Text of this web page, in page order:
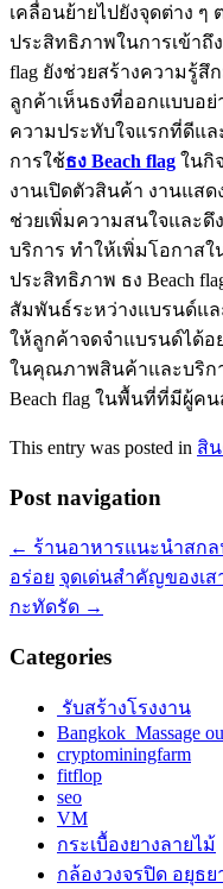
เคลื่อนย้ายไปยังจุดต่าง ๆ
ประสิทธิภาพในการเข้าถึ
flag ยังช่วยสร้างความรู้
ลูกค้าเห็นธงที่ออกแบบอย่
ความประทับใจแรกที่ดีแ
การใช้ธง Beach flag ในกิ
งานเปิดตัวสินค้า งานแส
ช่วยเพิ่มความสนใจและ
บริการ ทำให้เพิ่มโอกาสใ
ประสิทธิภาพ ธง Beach
สัมพันธ์ระหว่างแบรนด์แล
ให้ลูกค้าจดจำแบรนด์ได้อ
ในคุณภาพสินค้าและบริก
Beach flag ในพื้นที่ที่มีผู้
This entry was posted in สิ
Post navigation
← ร้านอาหารแนะนำสก
อร่อย จุดเด่นสำคัญของเ
กะทัดรัด →
Categories
รับสร้างโรงงาน
Bangkok Massage
cryptominingfarm
fitflop
seo
VM
กระเบื้องยางลายไม้
กล้องวงจรปิด อยุธย